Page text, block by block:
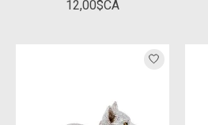
12,00$CA